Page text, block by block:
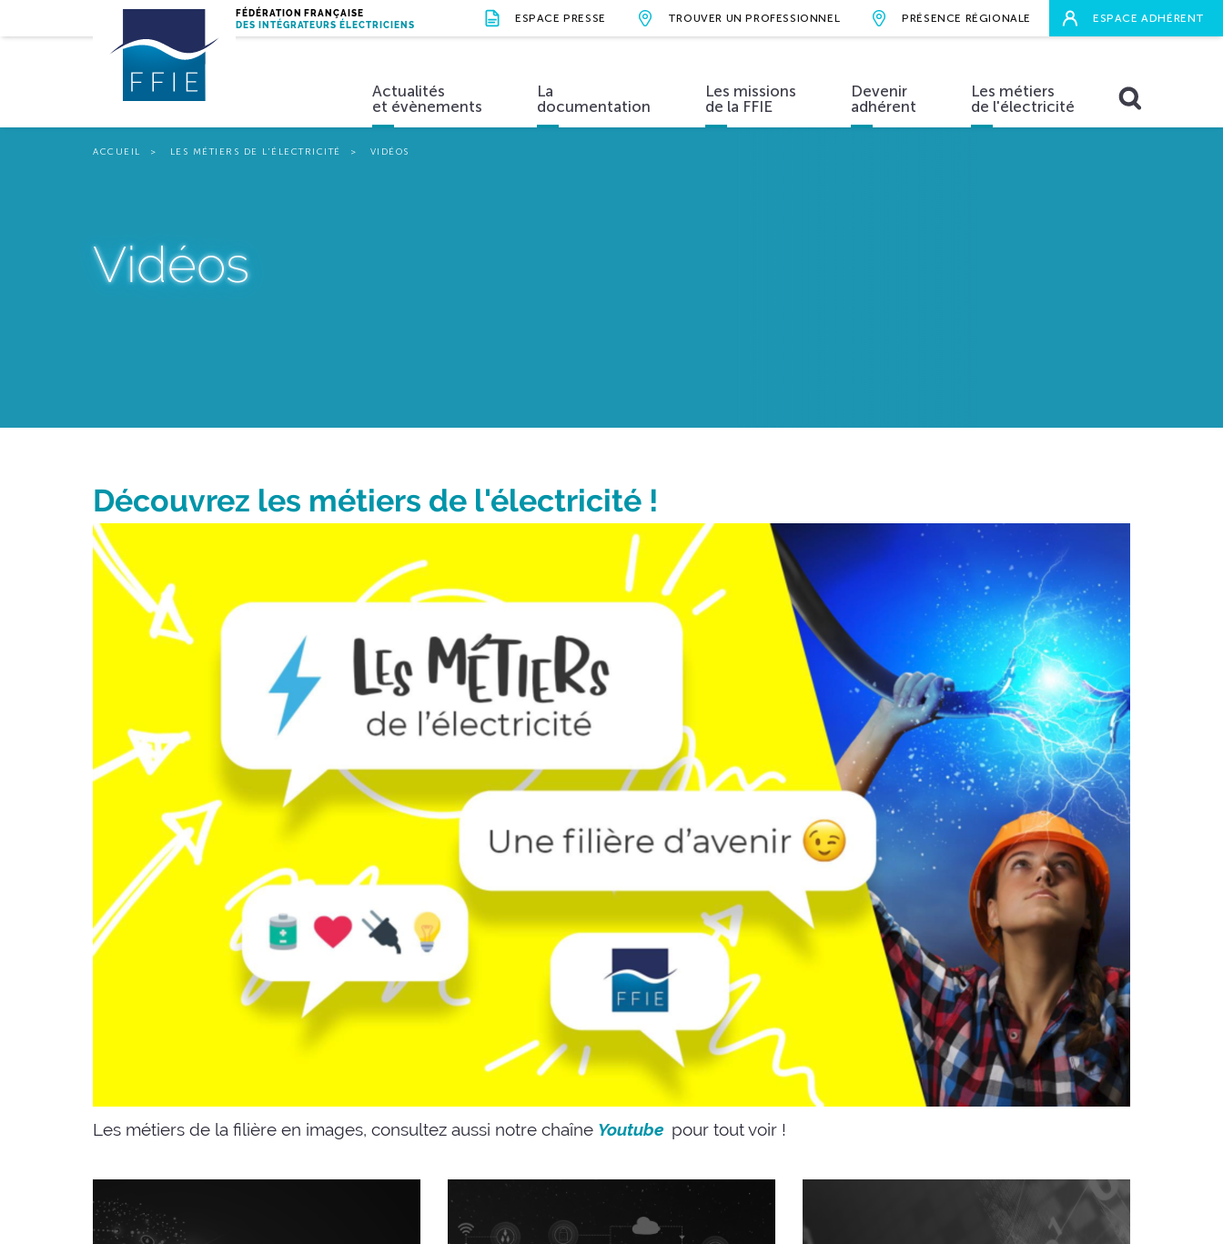
ESPACE PRESSE TROUVER UN PROFESSIONNEL PRÉSENCE RÉGIONALE ESPACE ADHÉRENT
FÉDÉRATION FRANÇAISE
DES INTÉGRATEURS ÉLECTRICIENS
Actualités
et évènements
La
documentation
Les missions
de la FFIE
Devenir
adhérent
Les métiers
de l'électricité
ACCUEIL LES MÉTIERS DE L'ÉLECTRICITÉ VIDÉOS
Vidéos
Découvrez les métiers de l'électricité !
Les métiers de la filière en images, consultez aussi notre chaîne Youtube pour tout voir !